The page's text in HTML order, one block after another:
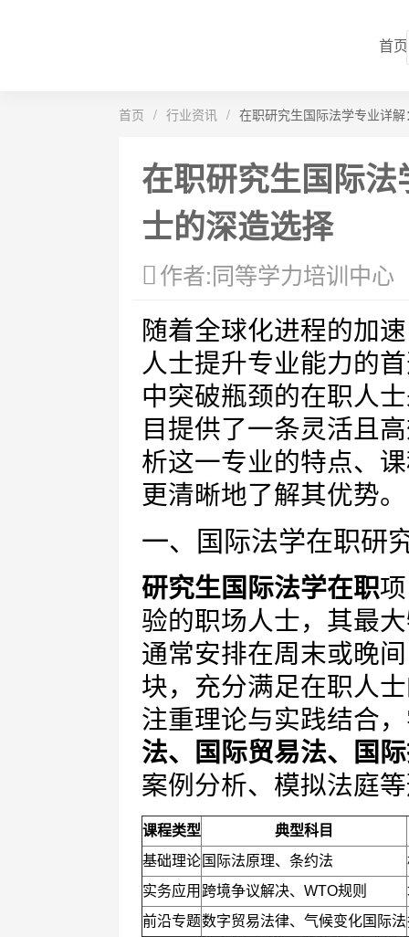
首页
首页 / 行业资讯 / 在职研究生国际法学专业详
在职研究生国际
士的深造选择
作者:同等学力培训中心
随着全球化进程的加
人士提升专业能力的
中突破瓶颈的在职人
目提供了一条灵活且
析这一专业的特点、
更清晰地了解其优势。
一、国际法学在职研
研究生国际法学在职
验的职场人士，其最
通常安排在周末或晚
块，充分满足在职人
注重理论与实践结合
法、国际贸易法、国
案例分析、模拟法庭
课程类型
典型科目
基础理论 国际法原理、条约法
实务应用 跨境争议解决、WTO规则
前沿专题数字贸易法律、气候变化国际法